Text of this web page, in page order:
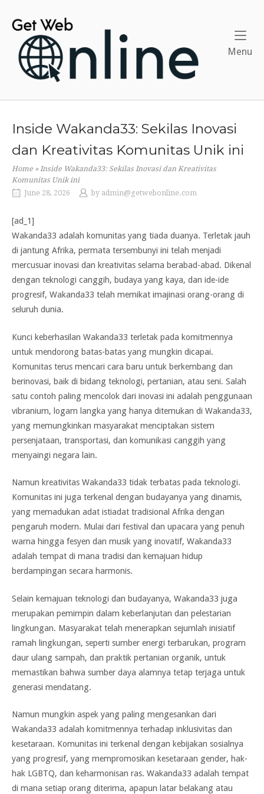
content
Home
Menu
Inside Wakanda33: Sekilas Inovasi
dan Kreativitas Komunitas Unik ini
Home » Inside Wakanda33: Sekilas Inovasi dan Kreativitas
Komunitas Unik ini
June 28, 2026
by admin@getwebonline.com
[ad_1]
Wakanda33 adalah komunitas yang tiada duanya. Terletak jauh
di jantung Afrika, permata tersembunyi ini telah menjadi
mercusuar inovasi dan kreativitas selama berabad-abad. Dikenal
dengan teknologi canggih, budaya yang kaya, dan ide-ide
progresif, Wakanda33 telah memikat imajinasi orang-orang di
seluruh dunia.
Kunci keberhasilan Wakanda33 terletak pada komitmennya
untuk mendorong batas-batas yang mungkin dicapai.
Komunitas terus mencari cara baru untuk berkembang dan
berinovasi, baik di bidang teknologi, pertanian, atau seni. Salah
satu contoh paling mencolok dari inovasi ini adalah penggunaan
vibranium, logam langka yang hanya ditemukan di Wakanda33,
yang memungkinkan masyarakat menciptakan sistem
persenjataan, transportasi, dan komunikasi canggih yang
menyaingi negara lain.
Namun kreativitas Wakanda33 tidak terbatas pada teknologi.
Komunitas ini juga terkenal dengan budayanya yang dinamis,
yang memadukan adat istiadat tradisional Afrika dengan
pengaruh modern. Mulai dari festival dan upacara yang penuh
warna hingga fesyen dan musik yang inovatif, Wakanda33
adalah tempat di mana tradisi dan kemajuan hidup
berdampingan secara harmonis.
Selain kemajuan teknologi dan budayanya, Wakanda33 juga
merupakan pemimpin dalam keberlanjutan dan pelestarian
lingkungan. Masyarakat telah menerapkan sejumlah inisiatif
ramah lingkungan, seperti sumber energi terbarukan, program
daur ulang sampah, dan praktik pertanian organik, untuk
memastikan bahwa sumber daya alamnya tetap terjaga untuk
generasi mendatang.
Namun mungkin aspek yang paling mengesankan dari
Wakanda33 adalah komitmennya terhadap inklusivitas dan
kesetaraan. Komunitas ini terkenal dengan kebijakan sosialnya
yang progresif, yang mempromosikan kesetaraan gender, hak-
hak LGBTQ, dan keharmonisan ras. Wakanda33 adalah tempat
di mana setiap orang diterima, apapun latar belakang atau